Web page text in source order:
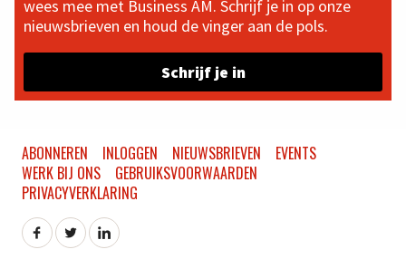
wees mee met Business AM. Schrijf je in op onze
nieuwsbrieven en houd de vinger aan de pols.
Schrijf je in
ABONNEREN INLOGGEN NIEUWSBRIEVEN
EVENTS
WERK BIJ ONS
GEBRUIKSVOORWAARDEN
PRIVACYVERKLARING